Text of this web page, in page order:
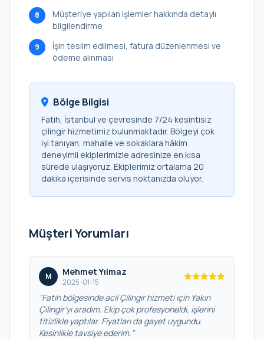
8
Müşteriye yapılan işlemler hakkında detaylı
bilgilendirme
9
İşin teslim edilmesi, fatura düzenlenmesi ve
ödeme alınması
Bölge Bilgisi
Fatih, İstanbul ve çevresinde 7/24 kesintisiz
çilingir hizmetimiz bulunmaktadır. Bölgeyi çok
iyi tanıyan, mahalle ve sokaklara hâkim
deneyimli ekiplerimizle adresinize en kısa
sürede ulaşıyoruz. Ekiplerimiz ortalama 20
dakika içerisinde servis noktanızda oluyor.
Müşteri Yorumları
M Mehmet Yılmaz
2025-01-15
"Fatih bölgesinde acil Çilingir hizmeti için Yakın
Çilingir’yi aradım. Ekip çok profesyoneldi, işlerini
titizlikle yaptılar. Fiyatları da gayet uygundu.
Kesinlikle tavsiye ederim."